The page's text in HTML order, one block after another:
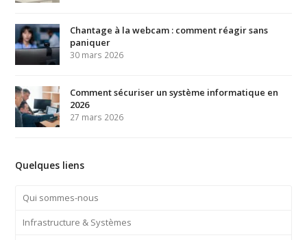
Chantage à la webcam : comment réagir sans
paniquer
30 mars 2026
Comment sécuriser un système informatique en
2026
27 mars 2026
Quelques liens
Qui sommes-nous
Infrastructure & Systèmes